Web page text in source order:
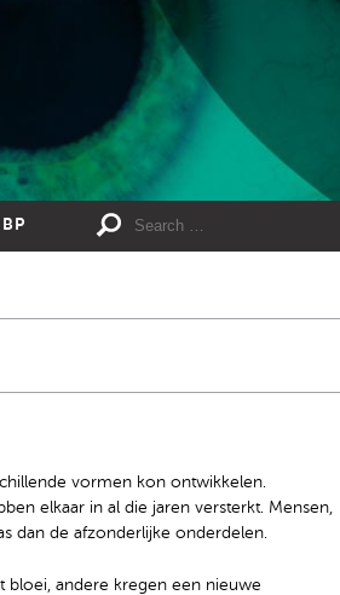
vormen kon ontwikkelen.
elkaar in al die jaren versterkt. Mensen,
dan de afzonderlijke onderdelen.
bloei, andere kregen een nieuwe